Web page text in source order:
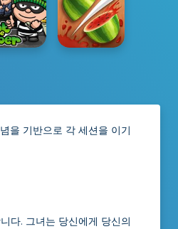
을 기반으로 각 세션을 이기
다. 그녀는 당신에게 당신의